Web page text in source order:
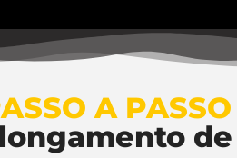
A PASSO